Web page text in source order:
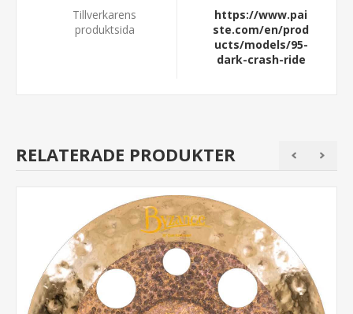
Tillverkarens
produktsida
https://www.pai
ste.com/en/prod
ucts/models/95-
dark-crash-ride
RELATERADE PRODUKTER